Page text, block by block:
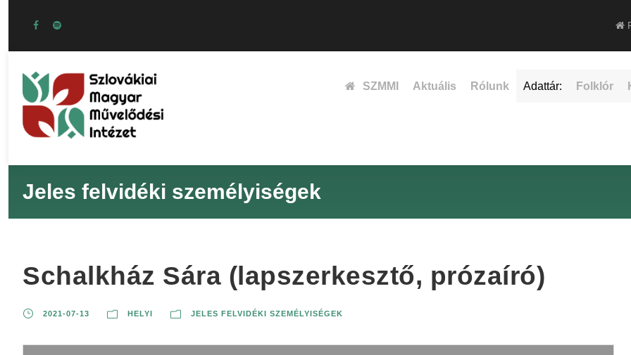
SZMMI Aktuális Rólunk Adattár: Folklór
Jeles felvidéki személyiségek
Schalkház Sára (lapszerkesztő, prózaíró)
2021-07-13 HELYI JELES FELVIDÉKI SZEMÉLYISÉGEK